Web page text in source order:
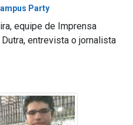
Party
equipe de Imprensa
entrevista o jornalista